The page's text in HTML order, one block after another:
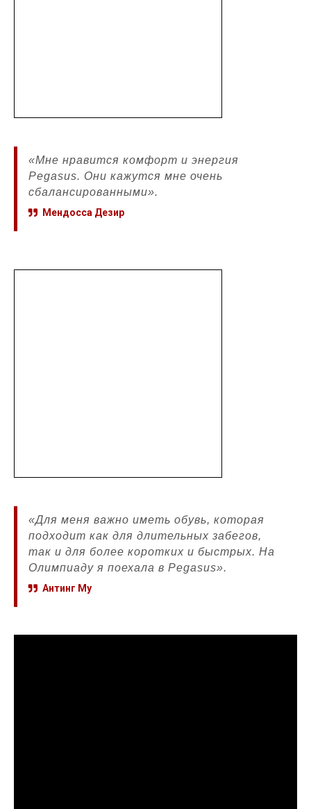
«Мне нравится комфорт и энергия
Pegasus. Они кажутся мне очень
сбалансированными».
Мендосса Дезир
«Для меня важно иметь обувь, которая
подходит как для длительных забегов,
так и для более коротких и быстрых. На
Олимпиаду я поехала в Pegasus».
Антинг Му